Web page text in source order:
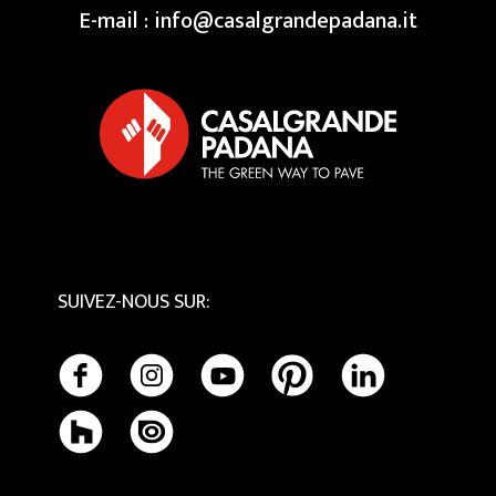
Terrazzo
Swimming Pool
Tactile
Entretien et Nettoyage
Nos Creative Centres
Cookie Policy
E-mail : info@casalgrandepadana.it
SUIVEZ-NOUS SUR: